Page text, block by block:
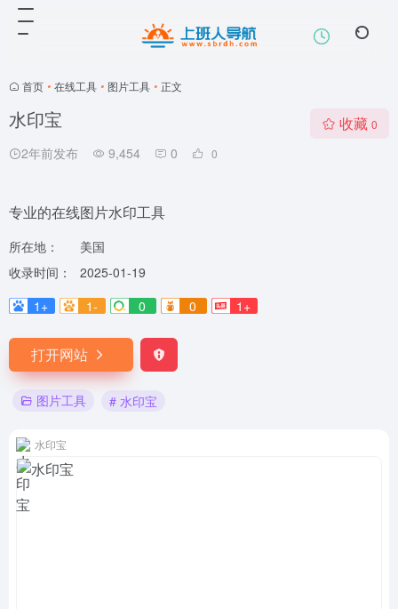
首页 • 在线工具 • 图片工具 • 正文
水印宝
2年前发布 9,454 0 0
收藏 0
专业的在线图片水印工具
所在地：
美国
收录时间：
2025-01-19
1+
1- 0 0 1+
打开网站
图片工具 # 水印宝
水印宝